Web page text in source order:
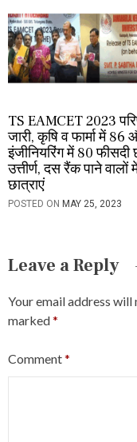
TS EAMCET 2023
जारी, कृषि व फार्मा में 86
इंजीनियरिंग में 80 फीसदी
उत्तीर्ण, दस रैंक पाने वालों
छात्राएं
POSTED ON MAY 25, 2023
Leave a Reply
Your email address will
marked*
Comment*